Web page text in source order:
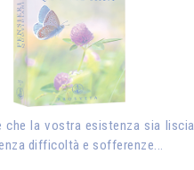
che la vostra esistenza sia
difficoltà e sofferenze...